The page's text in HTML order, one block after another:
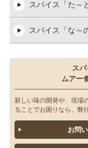
スパイス「た～
スパイス「な～
スパイス「ま～
スパイス「や～
スパイス「ら～
ス
ムアー
新しい味の開発や、現場
ることでお困りなら、弊
お問